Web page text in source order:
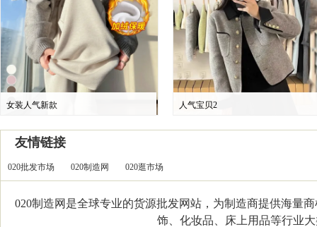
女装人气新款 人气宝贝2
友情链接
020批发市场 020制造网 020逛市场
020制造网是全球专业的货源批发网站，为制造商提供海量
饰、化妆品、床上用品等行业